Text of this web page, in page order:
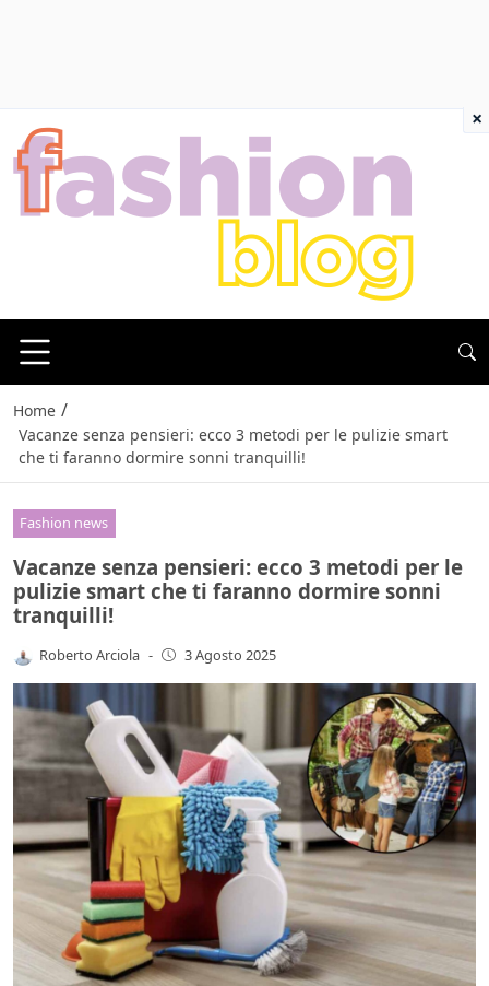
Home /
Vacanze senza pensieri: ecco 3 metodi per le pulizie smart
che ti faranno dormire sonni tranquilli!
Fashion news
Vacanze senza pensieri: ecco 3 metodi per le
pulizie smart che ti faranno dormire sonni
tranquilli!
Roberto Arciola - 3 Agosto 2025
×